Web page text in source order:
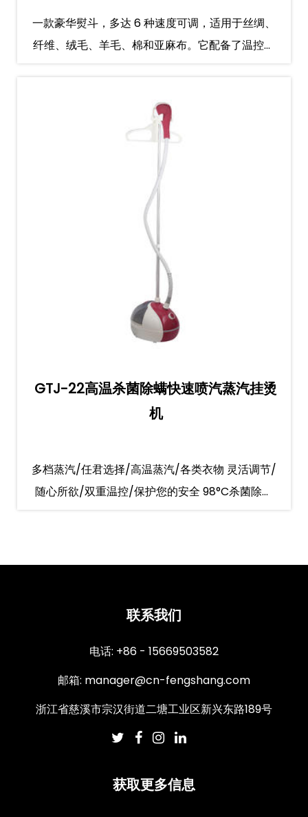
一款豪华熨斗，多达 6 种速度可调，适用于丝绸、
纤维、绒毛、羊毛、棉和亚麻布。它配备了温控器
可有效杀灭衣物...
GTJ-22高温杀菌除螨快速喷汽蒸汽挂烫
机
多档蒸汽/任君选择/高温蒸汽/各类衣物 灵活调节/
随心所欲/双重温控/保护您的安全 98°C杀菌除螨
联系我们
电话: +86 - 15669503582
邮箱: manager@cn-fengshang.com
浙江省慈溪市宗汉街道二塘工业区新兴东路189号
获取更多信息